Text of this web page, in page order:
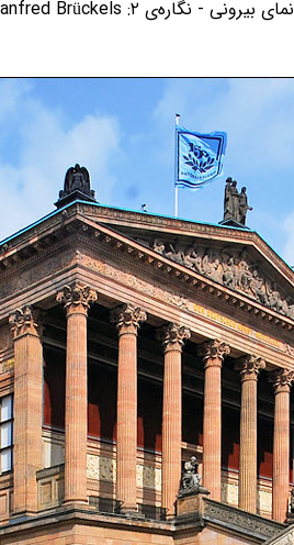
نمای بیرونی - نگاره‌ی ۲: Manfred Brückels